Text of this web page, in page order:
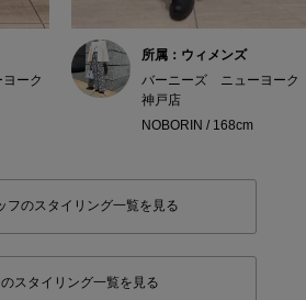
ーク
所属：ウィメンズ
バーニーズ ニューヨーク
神戸店
NOBORIN / 168cm
フのスタイリング一覧を見る
スタイリング一覧を見る